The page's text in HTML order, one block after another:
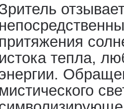
притяжения
истока тепла,
мистического